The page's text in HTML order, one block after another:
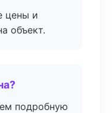
цены и
объект.
подробную